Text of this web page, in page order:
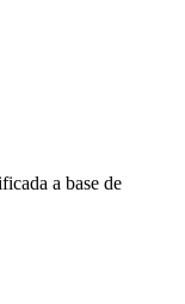
a base de